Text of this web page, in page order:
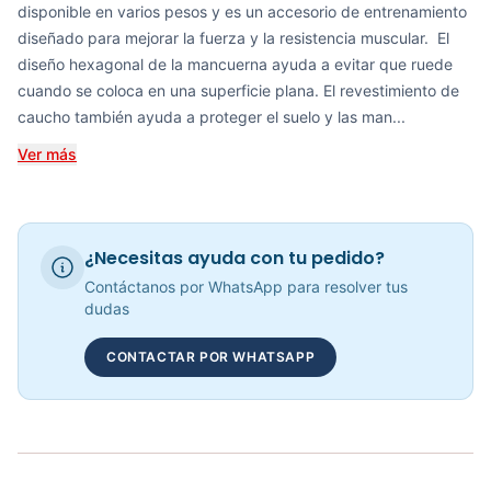
Mancuerna Encauchetada En Vinilo – Sportfitness
COP 6,497.00
COP 27,258.00
disponible en varios pesos y es un accesorio de entrenamiento
diseñado para mejorar la fuerza y la resistencia muscular. El
diseño hexagonal de la mancuerna ayuda a evitar que ruede
cuando se coloca en una superficie plana. El revestimiento de
caucho también ayuda a proteger el suelo y las man...
Ver más
¿Necesitas ayuda con tu pedido?
Contáctanos por WhatsApp para resolver tus
dudas
CONTACTAR POR WHATSAPP